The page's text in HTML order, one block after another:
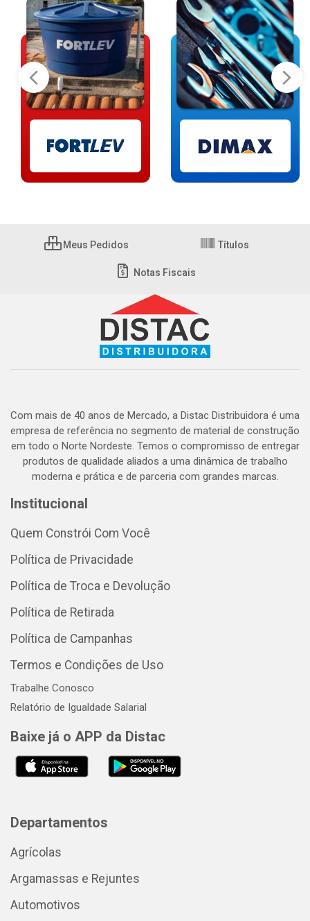
Meus Pedidos Títulos
Notas Fiscais
Com mais de 40 anos de Mercado, a Distac Distribuidora é uma
empresa de referência no segmento de material de construção
em todo o Norte Nordeste. Temos o compromisso de entregar
produtos de qualidade aliados a uma dinâmica de trabalho
moderna e prática e de parceria com grandes marcas.
Institucional
Quem Constrói Com Você
Política de Privacidade
Política de Troca e Devolução
Política de Retirada
Política de Campanhas
Termos e Condições de Uso
Trabalhe Conosco
Relatório de Igualdade Salarial
Baixe já o APP da Distac
Departamentos
Agrícolas
Argamassas e Rejuntes
Automotivos